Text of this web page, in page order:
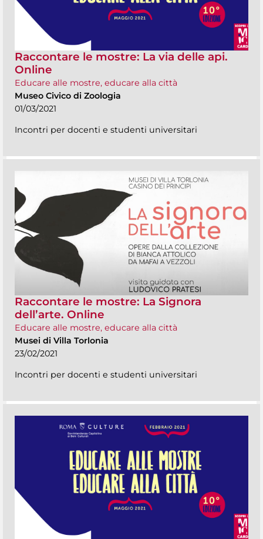
Raccontare le mostre: La via delle api.
Online
Educare alle mostre, educare alla città
Museo Civico di Zoologia
01/03/2021
Incontri per docenti e studenti universitari
Raccontare le mostre: La Signora
dell’arte. Online
Educare alle mostre, educare alla città
Musei di Villa Torlonia
23/02/2021
Incontri per docenti e studenti universitari